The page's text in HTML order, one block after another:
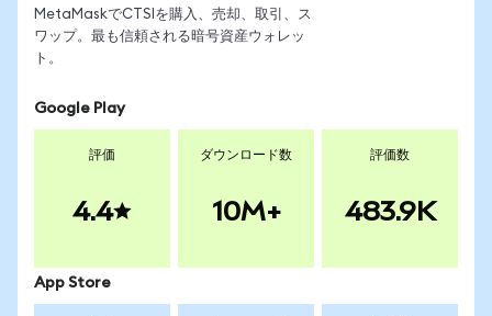
MetaMaskでCTSIを購入、売却、取引、ス
ワップ。最も信頼される暗号資産ウォレッ
ト。
Google Play
評価
4.4
ダウンロード数
10M+
評価数
483.9K
App Store